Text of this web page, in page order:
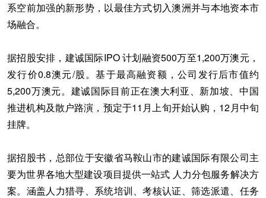
系空前加强的新形势，以最佳方式切入澳洲并与本地资本市
场融合。
据招股安排，建诚国际IPO 计划融资500万至1,200万澳元，
发行价0.8澳元/股。基于最高融资额，公司发行后市值约
5,200万澳元。建诚国际目前正在澳大利亚、新加坡、中国
推进机构及散户路演，预定于11月上旬开始认购，12月中旬
挂牌。
据招股书，总部位于安徽省马鞍山市的建诚国际有限公司主
要为世界各地大型建设项目提供一站式 人力分包服务解决方
案。涵盖人力猎寻、系统培训、考核认证、筛选派遣、任务